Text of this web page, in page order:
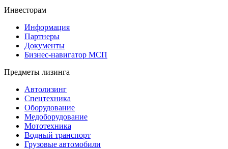
Инвесторам
Информация
Партнеры
Документы
Бизнес-навигатор МСП
Предметы лизинга
Автолизинг
Спецтехника
Оборудование
Медоборудование
Мототехника
Водный транспорт
Грузовые автомобили